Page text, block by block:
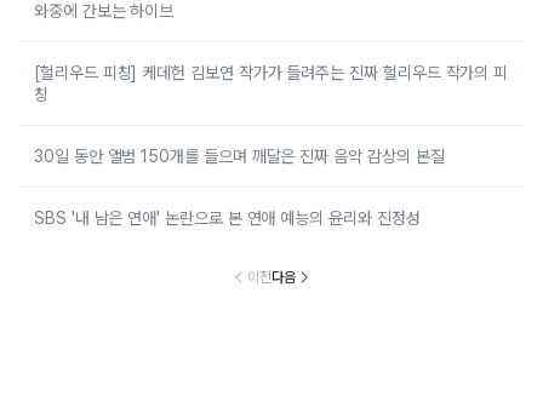
와중에 간보는 하이브
[헐리우드 피칭] 케데헌 김보연 작가가 들려주는 진짜 헐리우드 작가의 피
칭
30일 동안 앨범 150개를 들으며 깨달은 진짜 음악 감상의 본질
SBS '내 남은 연애' 논란으로 본 연애 예능의 윤리와 진정성
이전다음